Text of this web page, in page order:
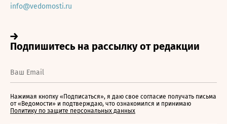
info@vedomosti.ru
Нажимая кнопку «Подписаться», я даю свое согласие получать письма
от «Ведомости» и подтверждаю, что ознакомился и принимаю
Политику по защите персональных данных